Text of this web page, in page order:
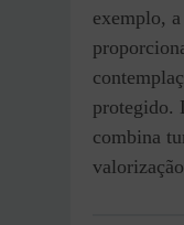
exemplo,
protegido.
combina